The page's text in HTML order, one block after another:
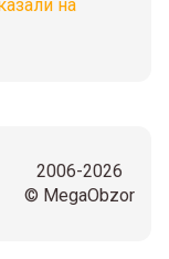
на
2006-2026
© MegaObzor